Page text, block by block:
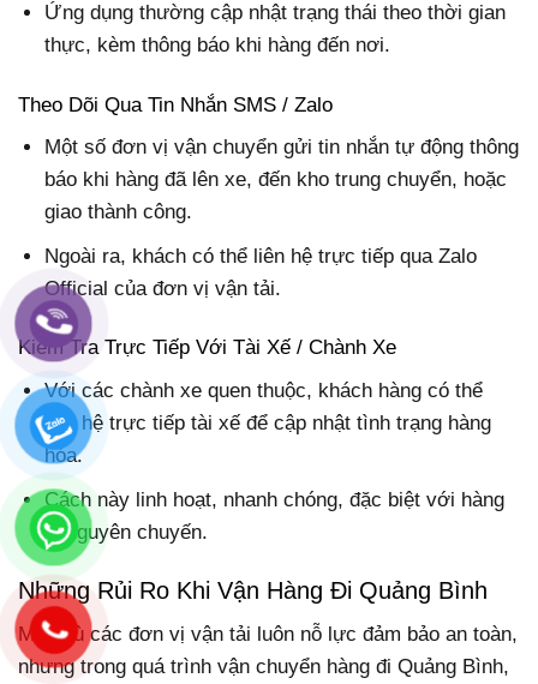
Ứng dụng thường cập nhật trạng thái theo thời gian
thực, kèm thông báo khi hàng đến nơi.
Theo Dõi Qua Tin Nhắn SMS / Zalo
Một số đơn vị vận chuyển gửi tin nhắn tự động thông
báo khi hàng đã lên xe, đến kho trung chuyển, hoặc
giao thành công.
Ngoài ra, khách có thể liên hệ trực tiếp qua Zalo
Official của đơn vị vận tải.
Kiểm Tra Trực Tiếp Với Tài Xế / Chành Xe
Với các chành xe quen thuộc, khách hàng có thể
liên hệ trực tiếp tài xế để cập nhật tình trạng hàng
hóa.
Cách này linh hoạt, nhanh chóng, đặc biệt với hàng
đi nguyên chuyến.
Những Rủi Ro Khi Vận Hàng Đi Quảng Bình
Mặc dù các đơn vị vận tải luôn nỗ lực đảm bảo an toàn,
nhưng trong quá trình vận chuyển hàng đi Quảng Bình,